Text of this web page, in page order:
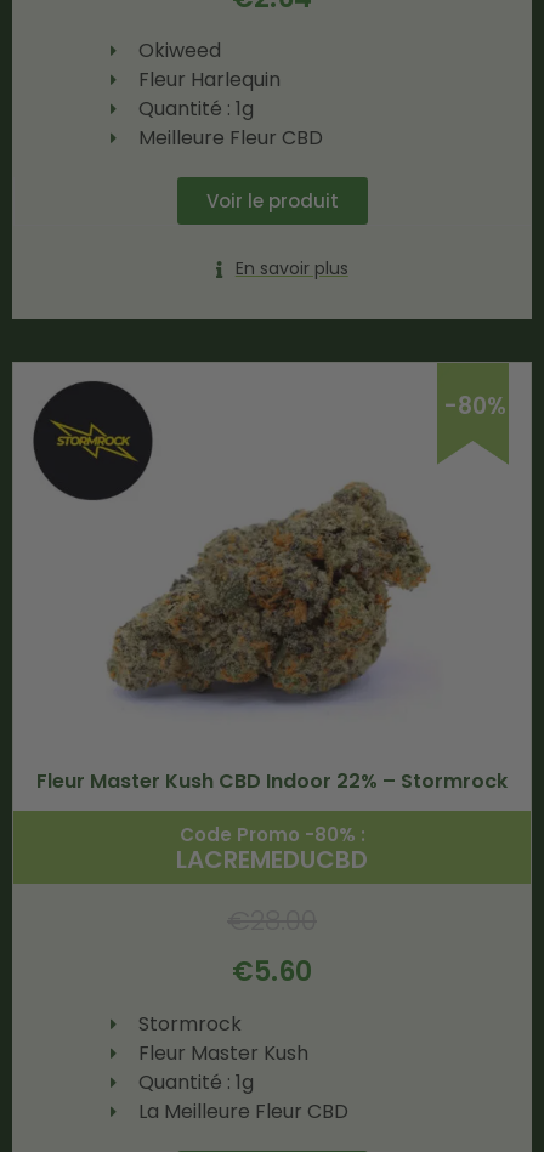
Okiweed
Fleur Harlequin
Quantité : 1g
Meilleure Fleur CBD
Voir le produit
En savoir plus
-80%
Fleur Master Kush CBD Indoor 22% – Stormrock
Code Promo -80% :
LACREMEDUCBD
€5.60
Stormrock
Fleur Master Kush
Quantité : 1g
La Meilleure Fleur CBD